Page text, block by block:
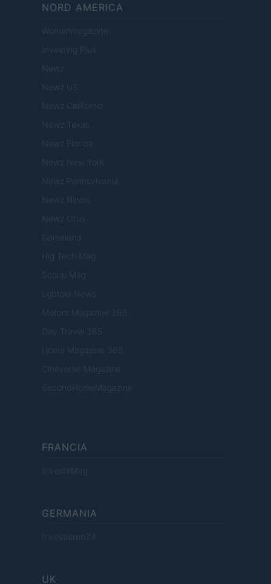
NORD AMERICA
Womanmagazine
Investing Plus
Newz
Newz US
Newz California
Newz Texas
Newz Florida
Newz New York
Newz Pennsylvania
Newz Illinois
Newz Ohio
Gameland
Hig Tech Mag
Scoop Mag
Lgbtqia News
Motors Magazine 365
Day Travel 365
Home Magazine 365
Cineverse Magazine
SecondHomeMagazine
FRANCIA
InvestirMag
GERMANIA
Investieren24
UK